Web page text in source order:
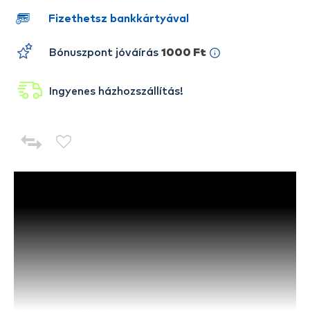
Fizethetsz bankkártyával
Bónuszpont jóváírás 1000 Ft
Ingyenes házhozszállítás!